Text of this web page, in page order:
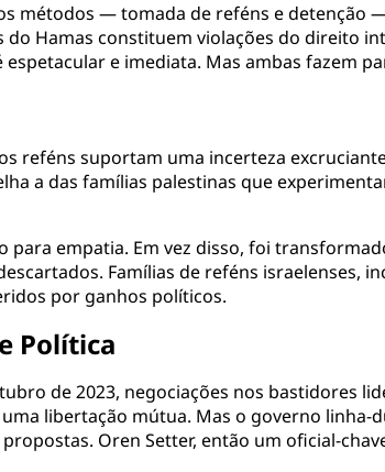
métodos — tomada de reféns e detenção
Hamas constituem violações do direito
e imediata. Mas ambas fazem
reféns suportam uma incerteza
a das famílias palestinas que
empatia. Em vez disso, foi
Famílias de reféns israelenses,
por ganhos políticos.
Política
de 2023, negociações nos bastidores
libertação mútua. Mas o governo
Oren Setter, então um oficial-